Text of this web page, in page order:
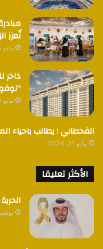
تُعزز
مايو 26, 2024
ذاخر
مايو 19, 2024
القحطاني : يطالب باحياء
مايو 31, 2024
الأكثر تعليقا
نوفمبر 8,